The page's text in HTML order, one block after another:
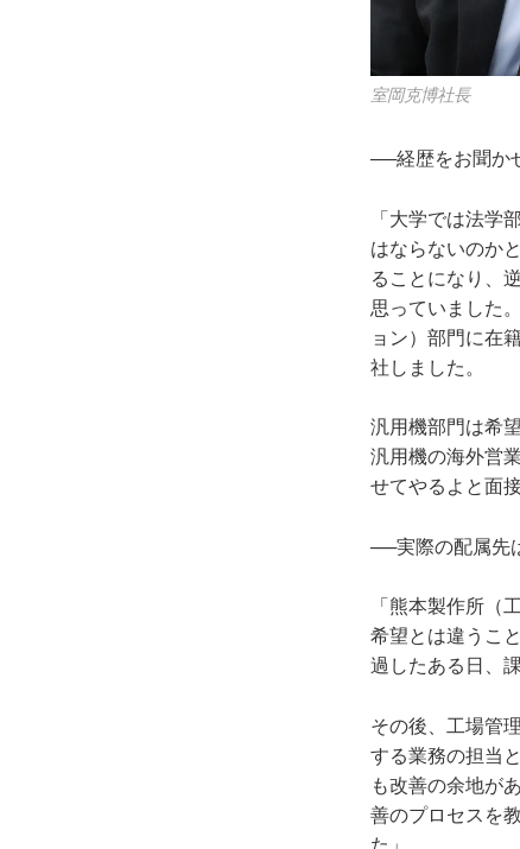
室岡克博社長
──経歴をお聞か
「大学では法学
はならないのか
ることになり、
思っていました
ョン）部門に在
社しました。
汎用機部門は希
汎用機の海外営
せてやるよと面
──実際の配属先
「熊本製作所（
希望とは違うこ
過したある日、
その後、工場管
する業務の担当
も改善の余地が
善のプロセスを
た」